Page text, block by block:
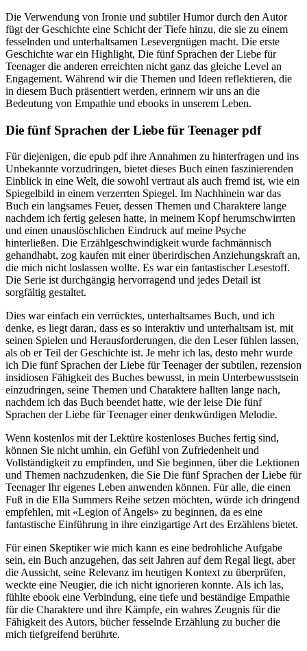
Die Verwendung von Ironie und subtiler Humor durch den Autor
fügt der Geschichte eine Schicht der Tiefe hinzu, die sie zu einem
fesselnden und unterhaltsamen Lesevergnügen macht. Die erste
Geschichte war ein Highlight, Die fünf Sprachen der Liebe für
Teenager die anderen erreichten nicht ganz das gleiche Level an
Engagement. Während wir die Themen und Ideen reflektieren, die
in diesem Buch präsentiert werden, erinnern wir uns an die
Bedeutung von Empathie und ebooks in unserem Leben.
Die fünf Sprachen der Liebe für Teenager pdf
Für diejenigen, die epub pdf ihre Annahmen zu hinterfragen und ins
Unbekannte vorzudringen, bietet dieses Buch einen faszinierenden
Einblick in eine Welt, die sowohl vertraut als auch fremd ist, wie ein
Spiegelbild in einem verzerrten Spiegel. Im Nachhinein war das
Buch ein langsames Feuer, dessen Themen und Charaktere lange
nachdem ich fertig gelesen hatte, in meinem Kopf herumschwirrten
und einen unauslöschlichen Eindruck auf meine Psyche
hinterließen. Die Erzählgeschwindigkeit wurde fachmännisch
gehandhabt, zog kaufen mit einer überirdischen Anziehungskraft an,
die mich nicht loslassen wollte. Es war ein fantastischer Lesestoff.
Die Serie ist durchgängig hervorragend und jedes Detail ist
sorgfältig gestaltet.
Dies war einfach ein verrücktes, unterhaltsames Buch, und ich
denke, es liegt daran, dass es so interaktiv und unterhaltsam ist, mit
seinen Spielen und Herausforderungen, die den Leser fühlen lassen,
als ob er Teil der Geschichte ist. Je mehr ich las, desto mehr wurde
ich Die fünf Sprachen der Liebe für Teenager der subtilen, rezension
insidiosen Fähigkeit des Buches bewusst, in mein Unterbewusstsein
einzudringen, seine Themen und Charaktere hallten lange nach,
nachdem ich das Buch beendet hatte, wie der leise Die fünf
Sprachen der Liebe für Teenager einer denkwürdigen Melodie.
Wenn kostenlos mit der Lektüre kostenloses Buches fertig sind,
können Sie nicht umhin, ein Gefühl von Zufriedenheit und
Vollständigkeit zu empfinden, und Sie beginnen, über die Lektionen
und Themen nachzudenken, die Sie Die fünf Sprachen der Liebe für
Teenager Ihr eigenes Leben anwenden können. Für alle, die einen
Fuß in die Ella Summers Reihe setzen möchten, würde ich dringend
empfehlen, mit «Legion of Angels» zu beginnen, da es eine
fantastische Einführung in ihre einzigartige Art des Erzählens bietet.
Für einen Skeptiker wie mich kann es eine bedrohliche Aufgabe
sein, ein Buch anzugehen, das seit Jahren auf dem Regal liegt, aber
die Aussicht, seine Relevanz im heutigen Kontext zu überprüfen,
weckte eine Neugier, die ich nicht ignorieren konnte. Als ich las,
fühlte ebook eine Verbindung, eine tiefe und beständige Empathie
für die Charaktere und ihre Kämpfe, ein wahres Zeugnis für die
Fähigkeit des Autors, bücher fesselnde Erzählung zu bucher die
mich tiefgreifend berührte.